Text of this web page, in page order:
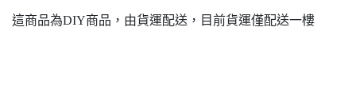
這商品為DIY商品，由貨運配送，目前貨運僅配送一樓